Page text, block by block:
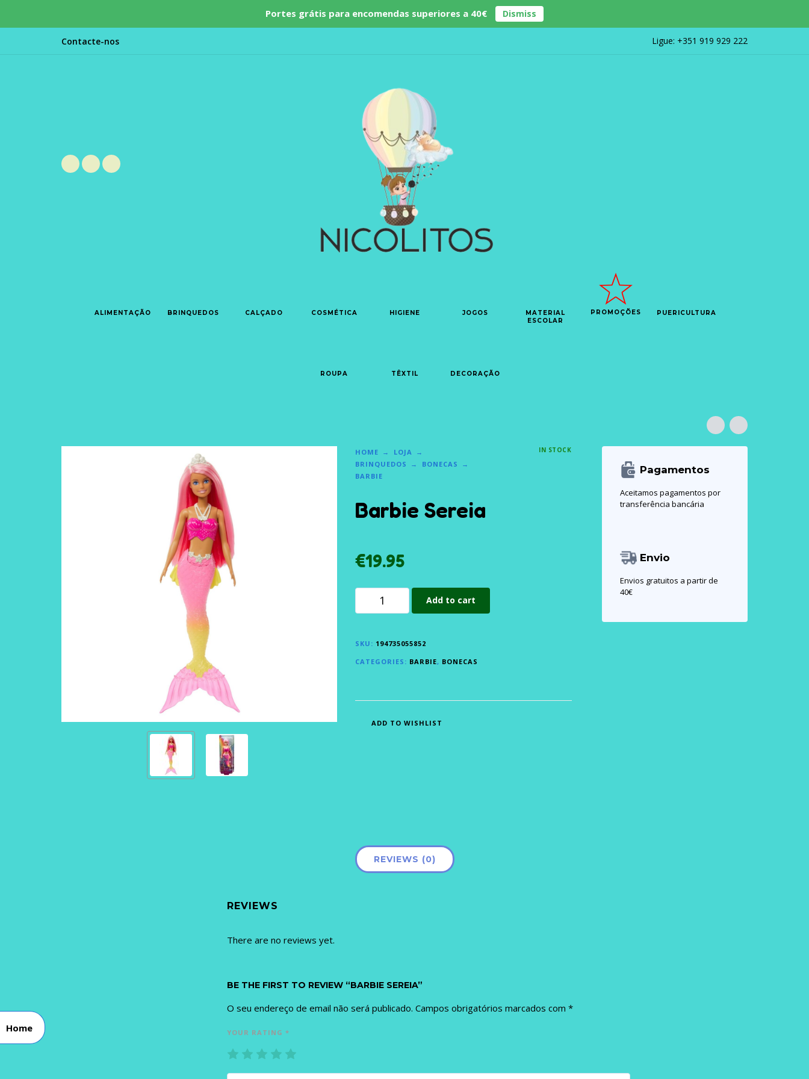
Portes grátis para encomendas superiores a 40€ Dismiss
Contacte-nos Ligue: +351 919 929 222
ALIMENTAÇÃO BRINQUEDOS CALÇADO COSMÉTICA HIGIENE JOGOS
MATERIAL
ESCOLAR
PROMOÇÕES PUERICULTURA
ROUPA TÊXTIL DECORAÇÃO
HOME
LOJA
BRINQUEDOS
BONECAS
BARBIE
IN STOCK
Barbie Sereia
€19.95
Add to cart
SKU: 194735055852
CATEGORIES: BARBIE, BONECAS
ADD TO WISHLIST
Pagamentos
Aceitamos pagamentos por
transferência bancária
Envio
Envios gratuitos a partir de
40€
REVIEWS (0)
REVIEWS
There are no reviews yet.
BE THE FIRST TO REVIEW “BARBIE SEREIA”
O seu endereço de email não será publicado. Campos obrigatórios marcados com *
YOUR RATING *
1 2 3 4
Home